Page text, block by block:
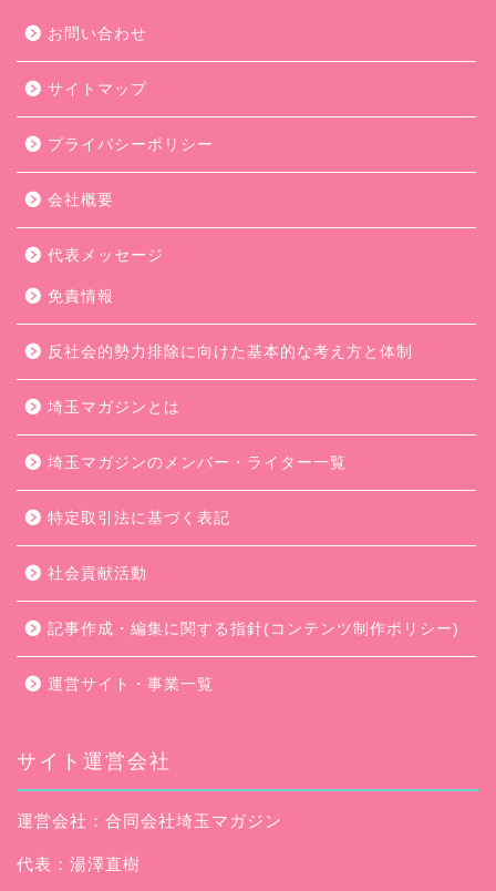
お問い合わせ
サイトマップ
プライバシーポリシー
会社概要
代表メッセージ
免責情報
反社会的勢力排除に向けた基本的な考え方と体制
埼玉マガジンとは
埼玉マガジンのメンバー・ライター一覧
特定取引法に基づく表記
社会貢献活動
記事作成・編集に関する指針(コンテンツ制作ポリシー)
運営サイト・事業一覧
サイト運営会社
運営会社：合同会社埼玉マガジン
代表：湯澤直樹